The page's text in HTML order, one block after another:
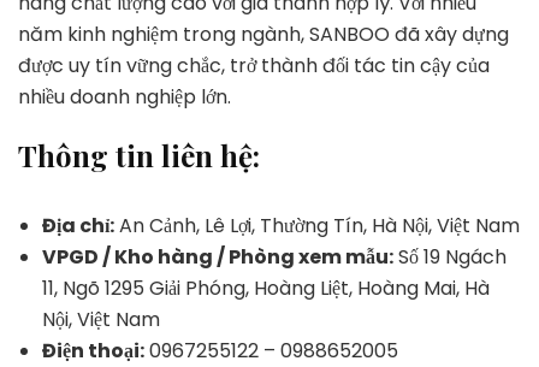
năm kinh nghiệm trong ngành, SANBOO đã xây dựng
được uy tín vững chắc, trở thành đối tác tin cậy của
nhiều doanh nghiệp lớn.
Thông tin liên hệ:
Địa chỉ:An Cảnh, Lê Lợi, Thường Tín, Hà Nội, Việt Nam
VPGD / Kho hàng / Phòng xem mẫu:Số 19 Ngách
11, Ngõ 1295 Giải Phóng, Hoàng Liệt, Hoàng Mai, Hà
Nội, Việt Nam
Điện thoại:0967255122 – 0988652005